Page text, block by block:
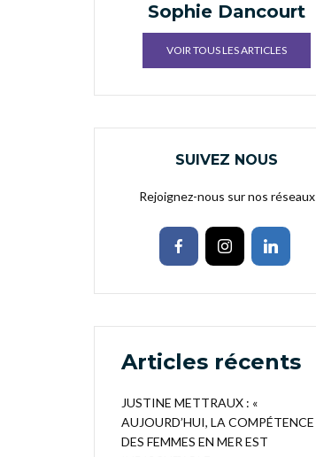
Sophie Dancourt
VOIR TOUS LES ARTICLES
SUIVEZ NOUS
Rejoignez-nous sur nos réseaux
Articles récents
JUSTINE METTRAUX : «
AUJOURD’HUI, LA COMPÉTENCE
DES FEMMES EN MER EST